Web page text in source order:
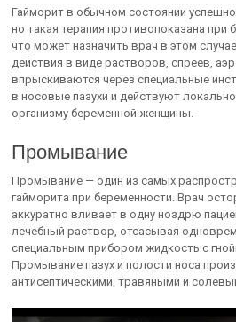
Гайморит в обычном состоянии успешно
но такая терапия противопоказана при
что может назначить врач в этом
действия в виде растворов, спреев,
впрыскиваются через специальные
в носовые пазухи и действуют
организму беременной женщины.
Промывание
Промывание — один из самых
гайморита при беременности. Врач
аккуратно вливает в одну ноздрю
лечебный раствор, отсасывая
специальным прибором жидкость с
Промывание пазух и полости носа
антисептическими, травяными и